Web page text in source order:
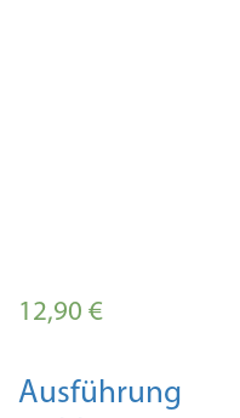
12,90 €
Ausführung